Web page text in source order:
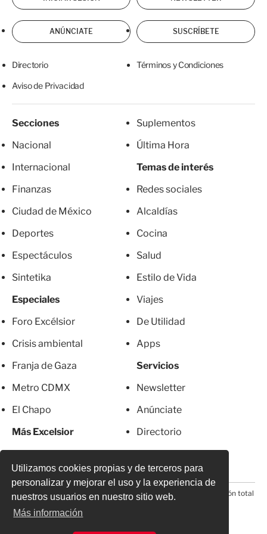
Utilizamos cookies propias y de terceros para
personalizar y mejorar el uso y la experiencia de
nuestros usuarios en nuestro sitio web.
Más información
ANÚNCIATE SUSCRÍBETE
Directorio Términos y Condiciones
Aviso de Privacidad
Secciones
Nacional
Internacional
Finanzas
Ciudad de México
Deportes
Espectáculos
Sintetika
Especiales
Foro Excélsior
Crisis ambiental
Franja de Gaza
Metro CDMX
El Chapo
Más Excelsior
Mujeres
Suplementos
Última Hora
Temas de interés
Redes sociales
Alcaldías
Cocina
Salud
Estilo de Vida
Viajes
De Utilidad
Apps
Servicios
Newsletter
Anúnciate
Directorio
Suscripciones
© 2026 Todos los derechos reservados. Prohibida la reproducción total
o parcial, incluyendo cualquier medio electrónico*